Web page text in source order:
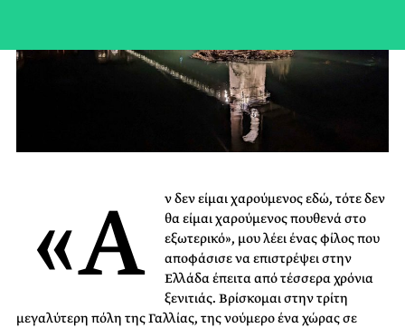
«Α
ν δεν είμαι χαρούμενος εδώ, τότε δεν
θα είμαι χαρούμενος πουθενά στο
εξωτερικό», μου λέει ένας φίλος που
αποφάσισε να επιστρέψει στην
Ελλάδα έπειτα από τέσσερα χρόνια
ξενιτιάς. Βρίσκομαι στην τρίτη
μεγαλύτερη πόλη της Γαλλίας, της νούμερο ένα χώρας σε